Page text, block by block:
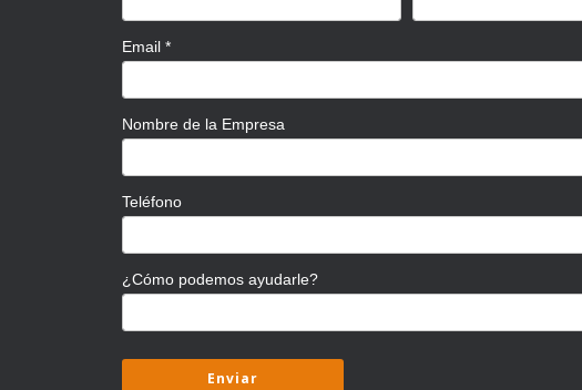
Email *
Nombre de la Empresa
Teléfono
¿Cómo podemos ayudarle?